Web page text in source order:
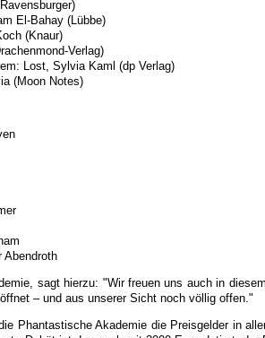
El-Bahay (Lübbe)
(Knaur)
Verlag)
Lost, Sylvia Kaml (dp Verlag)
(Moon Notes)
Abendroth
sagt hierzu: "Wir freuen uns auch in
– und aus unserer Sicht noch völlig offen."
Phantastische Akademie die Preisgelder in